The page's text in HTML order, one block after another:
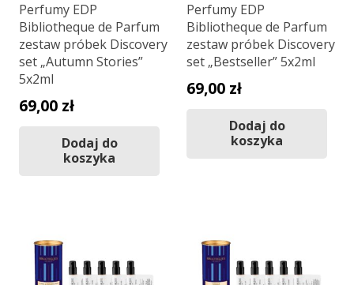
Perfumy EDP
Bibliotheque de Parfum
zestaw próbek Discovery
set „Autumn Stories”
5x2ml
69,00 zł
Dodaj do
koszyka
Perfumy EDP
Bibliotheque de Parfum
zestaw próbek Discovery
set „Bestseller” 5x2ml
69,00 zł
Dodaj do
koszyka